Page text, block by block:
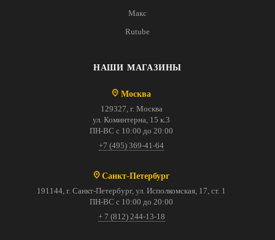
Макс
Rutube
НАШИ МАГАЗИНЫ
Москва
129327, г. Москва
ул. Коминтерна, 15 к.3
ПН-ВС с 10:00 до 20:00
+7 (495) 369-41-64
Санкт-Петербург
191144, г. Санкт-Петербург, ул. Исполкомская, 17, ст. 1
ПН-ВС с 10:00 до 20:00
+ 7 (812) 244-13-18